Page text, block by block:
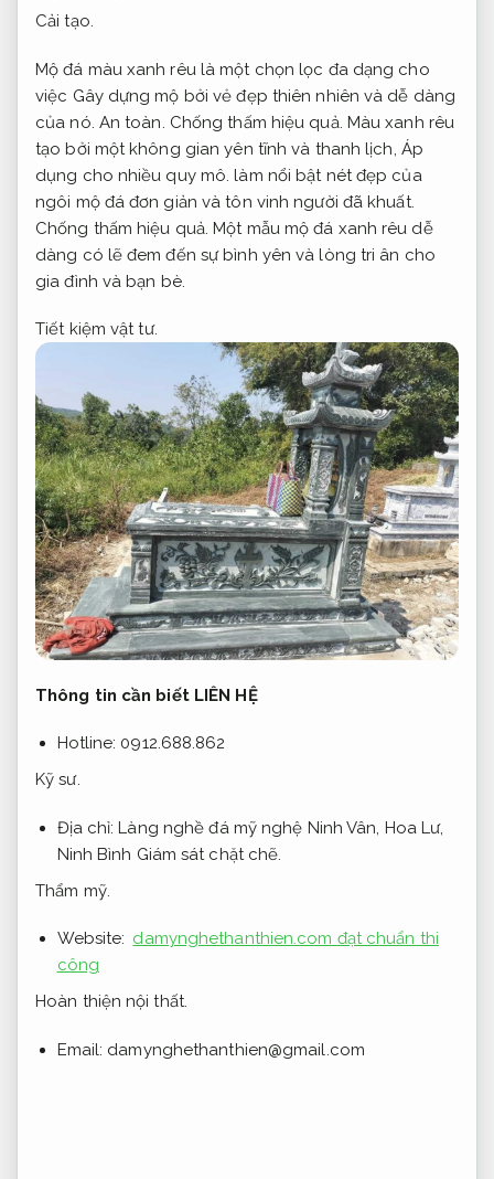
Cải tạo.
Mộ đá màu xanh rêu là một chọn lọc đa dạng cho
việc Gây dựng mộ bởi vẻ đẹp thiên nhiên và dễ dàng
của nó. An toàn. Chống thấm hiệu quả. Màu xanh rêu
tạo bởi một không gian yên tĩnh và thanh lịch, Áp
dụng cho nhiều quy mô. làm nổi bật nét đẹp của
ngôi mộ đá đơn giản và tôn vinh người đã khuất.
Chống thấm hiệu quả. Một mẫu mộ đá xanh rêu dễ
dàng có lẽ đem đến sự bình yên và lòng tri ân cho
gia đình và bạn bè.
Tiết kiệm vật tư.
Thông tin cần biết LIÊN HỆ
Hotline: 0912.688.862
Kỹ sư.
Địa chỉ: Làng nghề đá mỹ nghệ Ninh Vân, Hoa Lư,
Ninh Bình Giám sát chặt chẽ.
Thẩm mỹ.
Website: damynghethanthien.com đạt chuẩn thi
công
Hoàn thiện nội thất.
Email: damynghethanthien@gmail.com